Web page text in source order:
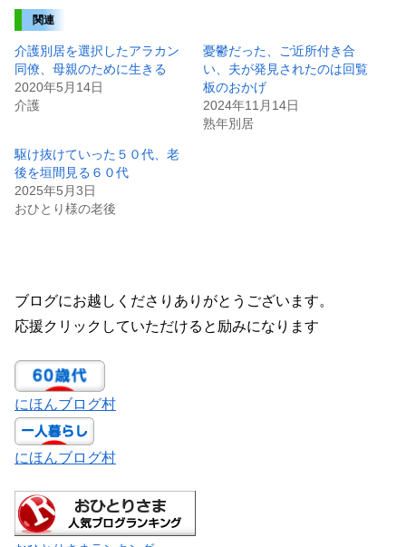
関連
介護別居を選択したアラカン
同僚、母親のために生きる
2020年5月14日
介護
憂鬱だった、ご近所付き合
い、夫が発見されたのは回覧
板のおかげ
2024年11月14日
熟年別居
駆け抜けていった５０代、老
後を垣間見る６０代
2025年5月3日
おひとり様の老後
ブログにお越しくださりありがとうございます。
応援クリックしていただけると励みになります
にほんブログ村
にほんブログ村